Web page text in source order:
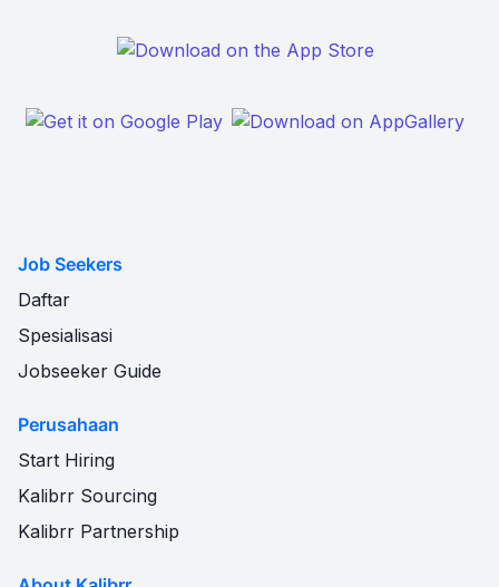
Job Seekers
Daftar
Spesialisasi
Jobseeker Guide
Perusahaan
Start Hiring
Kalibrr Sourcing
Kalibrr Partnership